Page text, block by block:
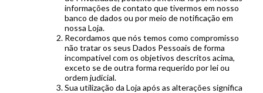
informações de contato que tivermos em nosso
banco de dados ou por meio de notificação em
nossa Loja.
Recordamos que nós temos como compromisso
não tratar os seus Dados Pessoais de forma
incompatível com os objetivos descritos acima,
exceto se de outra forma requerido por lei ou
ordem judicial.
Sua utilização da Loja após as alterações significa